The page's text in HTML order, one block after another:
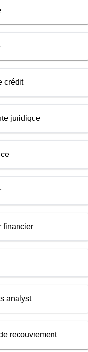
crédit
juridique
financier
analyst
recouvrement